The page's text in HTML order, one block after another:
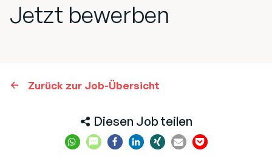
Jetzt bewerben
Zurück zur Job-Übersicht
Diesen Job teilen